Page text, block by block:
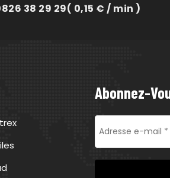
38 29 29( 0,15 € / min )
Abonnez-